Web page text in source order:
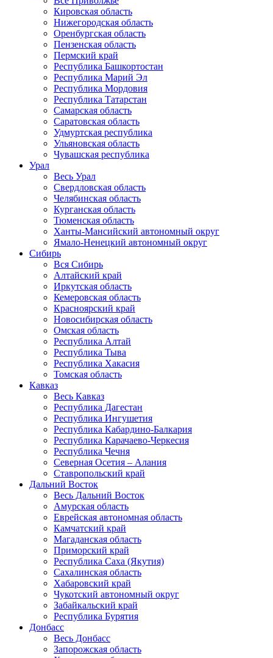
Кировская область
Нижегородская область
Оренбургская область
Пензенская область
Пермский край
Республика Башкортостан
Республика Марий Эл
Республика Мордовия
Республика Татарстан
Самарская область
Саратовская область
Удмуртская республика
Ульяновская область
Чувашская республика
Урал
Весь Урал
Свердловская область
Челябинская область
Курганская область
Тюменская область
Ханты-Мансийский автономный округ
Ямало-Ненецкий автономный округ
Сибирь
Вся Сибирь
Алтайский край
Иркутская область
Кемеровская область
Красноярский край
Новосибирская область
Омская область
Республика Алтай
Республика Тыва
Республика Хакасия
Томская область
Кавказ
Весь Кавказ
Республика Дагестан
Республика Ингушетия
Республика Кабардино-Балкария
Республика Карачаево-Черкесия
Республика Чечня
Северная Осетия – Алания
Ставропольский край
Дальний Восток
Весь Дальний Восток
Амурская область
Еврейская автономная область
Камчатский край
Магаданская область
Приморский край
Республика Саха (Якутия)
Сахалинская область
Хабаровский край
Чукотский автономный округ
Забайкальский край
Республика Бурятия
Донбасс
Весь Донбасс
Запорожская область